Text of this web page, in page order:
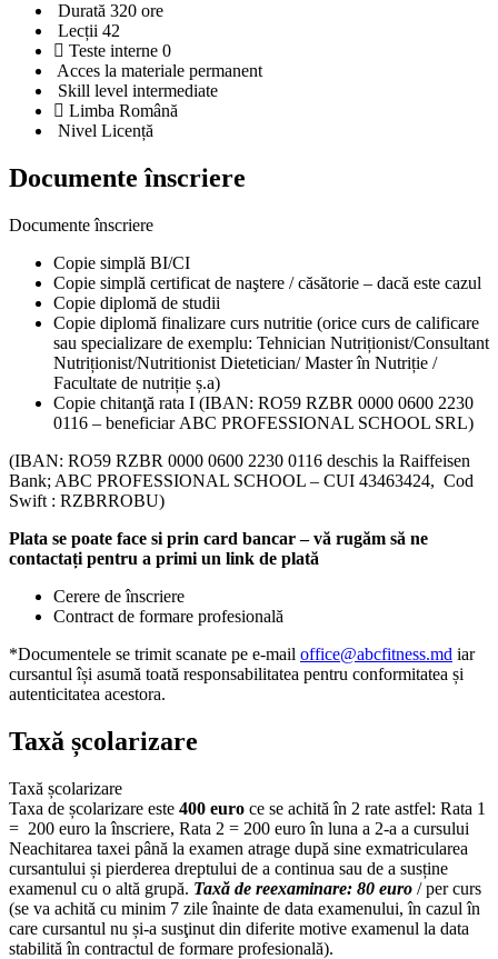
Durată 320 ore
Lecții 42
Teste interne 0
Acces la materiale permanent
Skill level intermediate
Limba Română
Nivel Licență
Documente înscriere
Documente înscriere
Copie simplă BI/CI
Copie simplă certificat de naştere / căsătorie – dacă este cazul
Copie diplomă de studii
Copie diplomă finalizare curs nutritie (orice curs de calificare
sau specializare de exemplu: Tehnician Nutriționist/Consultant
Nutriționist/Nutritionist Dietetician/ Master în Nutriție /
Facultate de nutriție ș.a)
Copie chitanţă rata I (IBAN: RO59 RZBR 0000 0600 2230
0116 – beneficiar ABC PROFESSIONAL SCHOOL SRL)
(IBAN: RO59 RZBR 0000 0600 2230 0116 deschis la Raiffeisen
Bank; ABC PROFESSIONAL SCHOOL – CUI 43463424, Cod
Swift : RZBRROBU)
Plata se poate face si prin card bancar – vă rugăm să ne
contactați pentru a primi un link de plată
Cerere de înscriere
Contract de formare profesională
*Documentele se trimit scanate pe e-mail office@abcfitness.md iar
cursantul își asumă toată responsabilitatea pentru conformitatea și
autenticitatea acestora.
Taxă școlarizare
Taxă școlarizare
Taxa de școlarizare este 400 euro ce se achită în 2 rate astfel: Rata 1
= 200 euro la înscriere, Rata 2 = 200 euro în luna a 2-a a cursului
Neachitarea taxei până la examen atrage după sine exmatricularea
cursantului și pierderea dreptului de a continua sau de a susține
examenul cu o altă grupă. Taxă de reexaminare: 80 euro / per curs
(se va achită cu minim 7 zile înainte de data examenului, în cazul în
care cursantul nu și-a susţinut din diferite motive examenul la data
stabilită în contractul de formare profesională).